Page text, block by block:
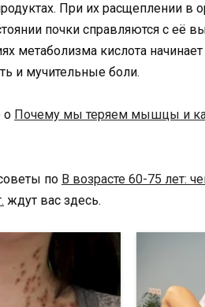
При их расщеплении в
почки справляются с её
метаболизма кислота
и мучительные боли.
о Почему мы теряем мышцы и
по В возрасте 60-75 лет:
ждут вас здесь.